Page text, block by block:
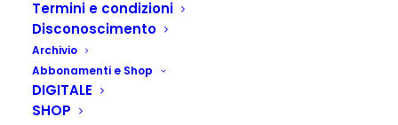
Termini e condizioni
Disconoscimento
Archivio
Abbonamenti e Shop
DIGITALE
SHOP
di consenso
31 MARZO 2023 | INPEDAGOGIKA_27_2
MARCHESI